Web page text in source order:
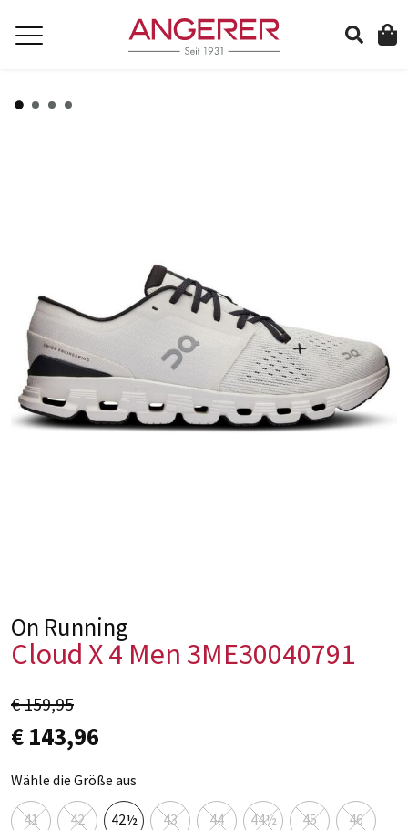
On Running
Cloud X 4 Men 3ME30040791
€ 159,95
€ 143,96
Wähle die Größe aus
41 42 42½ 43 44 44½ 45 46